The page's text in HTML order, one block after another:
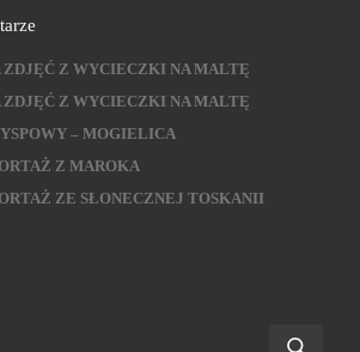
ZDJĘĆ Z WYCIECZKI NA MALTĘ
ZDJĘĆ Z WYCIECZKI NA MALTĘ
– MOGIELICA
Z MAROKA
ZE SŁONECZNEJ TOSKANII